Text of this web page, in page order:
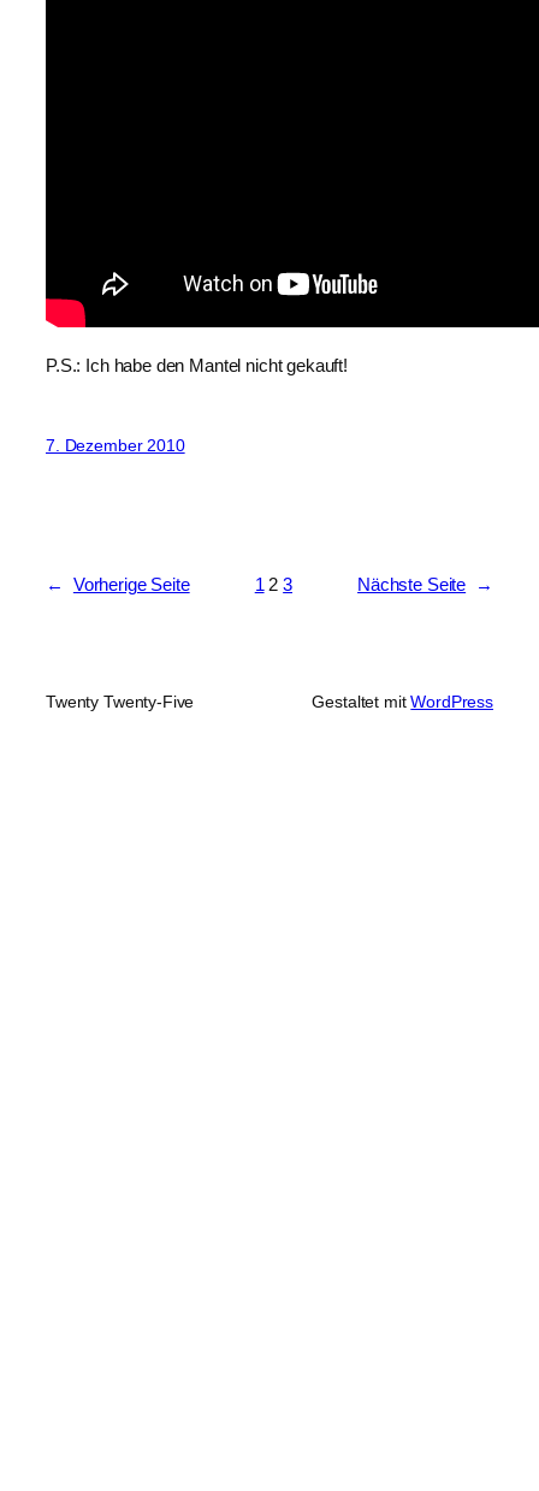
P.S.: Ich habe den Mantel nicht gekauft!
7. Dezember 2010
← Vorherige Seite 1 2 3 Nächste Seite →
Twenty Twenty-Five Gestaltet mitWordPress